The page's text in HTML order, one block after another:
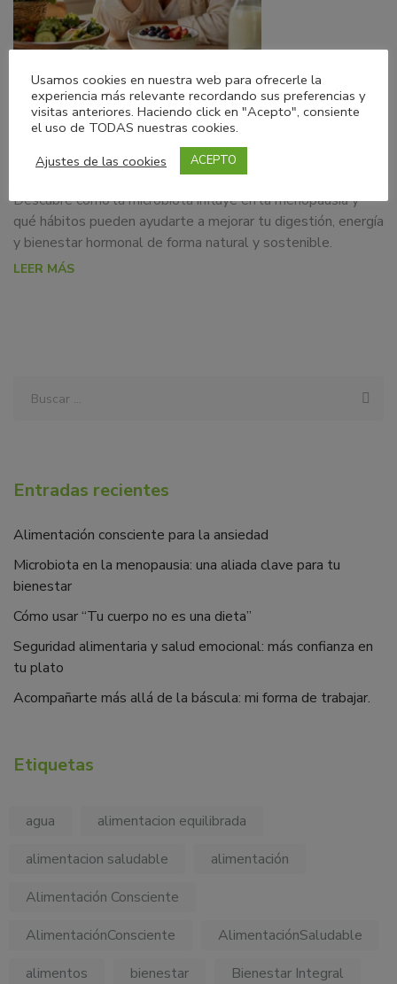
Blog 01/08/2026
Microbiota en la menopausia: una aliada
clave para tu bienestar
Descubre cómo la microbiota influye en la menopausia y
qué hábitos pueden ayudarte a mejorar tu digestión, energía
y bienestar hormonal de forma natural y sostenible.
LEER MÁS
Entradas recientes
Alimentación consciente para la ansiedad
Microbiota en la menopausia: una aliada clave para tu
bienestar
Cómo usar “Tu cuerpo no es una dieta”
Seguridad alimentaria y salud emocional: más confianza en
tu plato
Acompañarte más allá de la báscula: mi forma de trabajar.
Etiquetas
agua
alimentacion equilibrada
alimentacion saludable
alimentación
Alimentación Consciente
AlimentaciónConsciente
AlimentaciónSaludable
alimentos
bienestar
Bienestar Integral
Usamos cookies en nuestra web para ofrecerle la
experiencia más relevante recordando sus preferencias y
visitas anteriores. Haciendo click en "Acepto", consiente
el uso de TODAS nuestras cookies.
Ajustes de las cookies
ACEPTO